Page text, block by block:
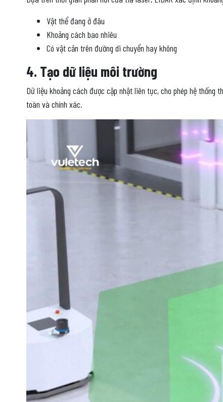
Vật thể đang ở đâu
Khoảng cách bao nhiêu
Có vật cản trên đường di chuyển hay không
4. Tạo dữ liệu môi trường
Dữ liệu khoảng cách được cập nhật liên tục, cho phép hệ thống
toàn và chính xác.